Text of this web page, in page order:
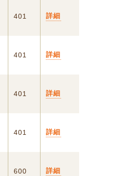
401 詳細
401 詳細
401 詳細
401 詳細
600 詳細